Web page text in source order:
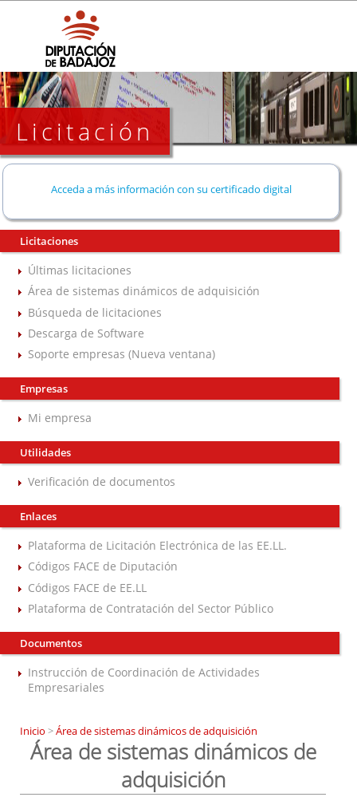
Licitación
Acceda a más información con su certificado digital
Licitaciones
Últimas licitaciones
Área de sistemas dinámicos de adquisición
Búsqueda de licitaciones
Descarga de Software
Soporte empresas (Nueva ventana)
Empresas
Mi empresa
Utilidades
Verificación de documentos
Enlaces
Plataforma de Licitación Electrónica de las EE.LL.
Códigos FACE de Diputación
Códigos FACE de EE.LL
Plataforma de Contratación del Sector Público
Documentos
Instrucción de Coordinación de Actividades
Empresariales
Inicio >Área de sistemas dinámicos de adquisición
Área de sistemas dinámicos de
adquisición